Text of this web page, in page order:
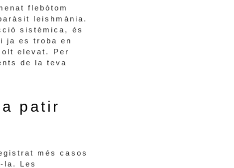
flebòtom
leishmània.
sistèmica, és
ja es troba en
elevat. Per
de la teva
patir
més casos
la. Les